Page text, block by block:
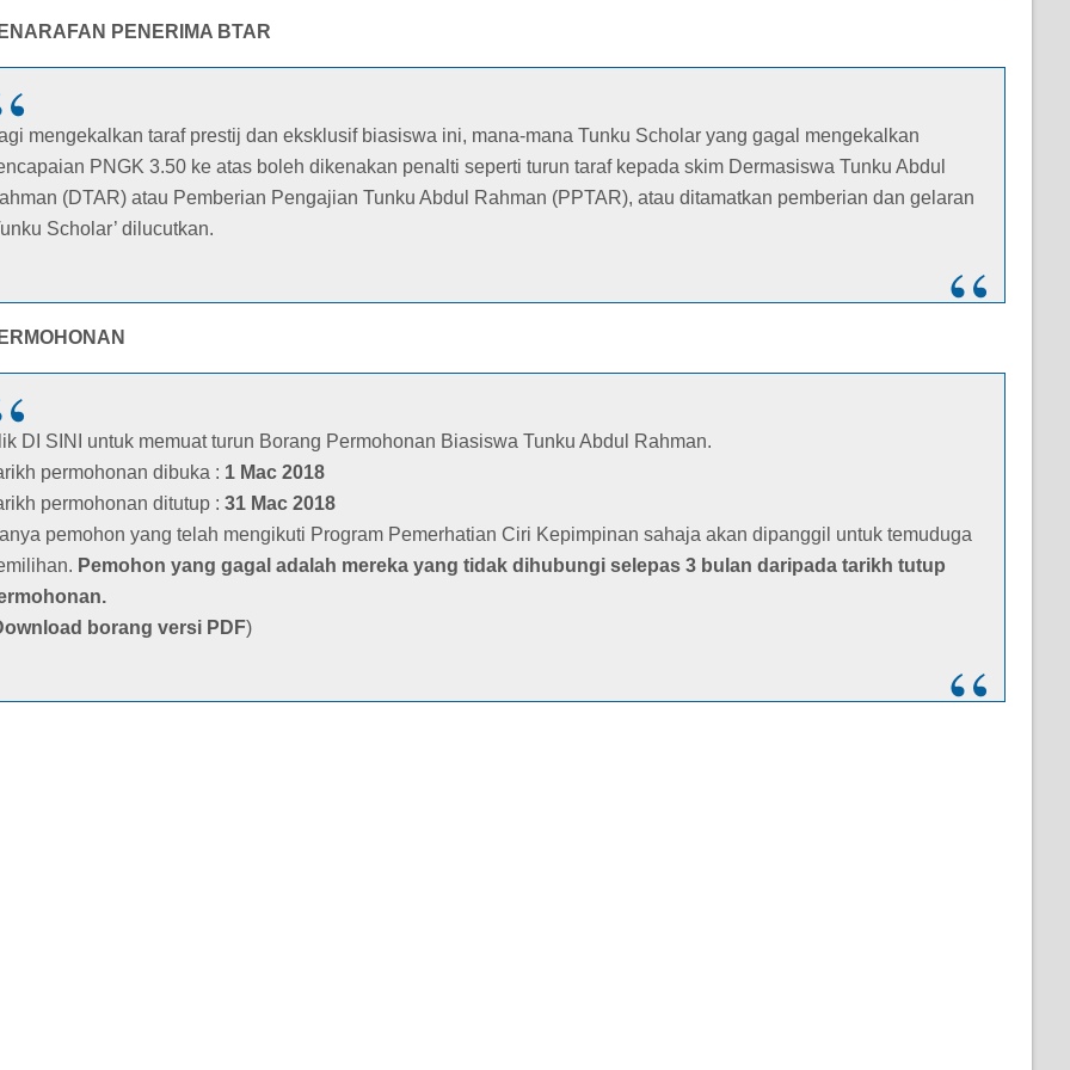
PENERIMA BTAR
mengekalkan taraf prestij dan eksklusif biasiswa ini, mana-mana Tunku Scholar yang gagal mengekalkan
PNGK 3.50 ke atas boleh dikenakan penalti seperti turun taraf kepada skim Dermasiswa Tunku Abdul
(DTAR) atau Pemberian Pengajian Tunku Abdul Rahman (PPTAR), atau ditamatkan pemberian dan gelaran
Scholar’ dilucutkan.
DI SINI
untuk memuat turun Borang Permohonan Biasiswa Tunku Abdul Rahman.
permohonan dibuka : 1 Mac 2018
permohonan ditutup : 31 Mac 2018
pemohon yang telah mengikuti Program Pemerhatian Ciri Kepimpinan sahaja akan dipanggil untuk temuduga
Pemohon yang gagal adalah mereka yang tidak dihubungi selepas 3 bulan daripada tarikh tutup
borang versi PDF)